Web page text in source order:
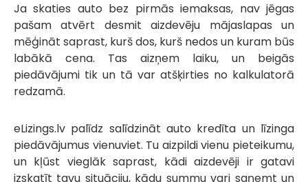
Ja skaties auto bez pirmās iemaksas, nav jēgas
pašam atvērt desmit aizdevēju mājaslapas un
mēģināt saprast, kurš dos, kurš nedos un kuram būs
labākā cena. Tas aizņem laiku, un beigās
piedāvājumi tik un tā var atšķirties no kalkulatorā
redzamā.
eLizings.lv palīdz salīdzināt auto kredīta un līzinga
piedāvājumus vienuviet. Tu aizpildi vienu pieteikumu,
un kļūst vieglāk saprast, kādi aizdevēji ir gatavi
izskatīt tavu situāciju, kādu summu vari saņemt un